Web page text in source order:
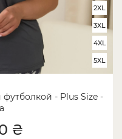
- Plus Size -
2XL
3XL
4XL
5XL
₴